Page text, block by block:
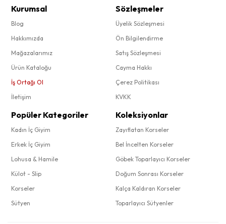
Kurumsal
Blog
Hakkımızda
Mağazalarımız
Ürün Kataloğu
İş Ortağı Ol
İletişim
Sözleşmeler
Üyelik Sözleşmesi
Ön Bilgilendirme
Satış Sözleşmesi
Cayma Hakkı
Çerez Politikası
KVKK
Popüler Kategoriler
Kadın İç Giyim
Erkek İç Giyim
Lohusa & Hamile
Külot - Slip
Korseler
Sütyen
Koleksiyonlar
Zayıflatan Korseler
Bel İncelten Korseler
Göbek Toparlayıcı Korseler
Doğum Sonrası Korseler
Kalça Kaldıran Korseler
Toparlayıcı Sütyenler